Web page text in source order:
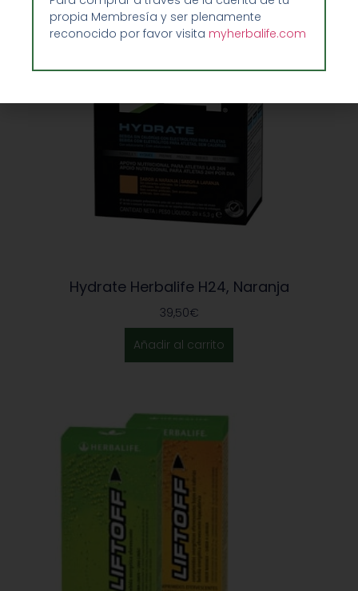
Hydrate Herbalife H24, Naranja
39,50€
Añadir al carrito
propia Membresía y ser plenamente
reconocido por favor visita myherbalife.com